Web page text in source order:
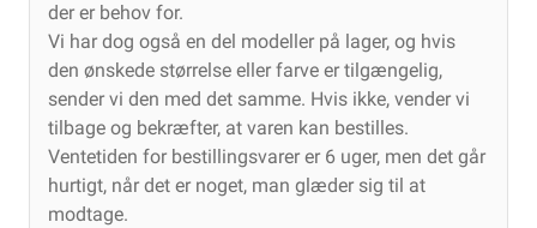
der er behov for.
Vi har dog også en del modeller på lager, og hvis
den ønskede størrelse eller farve er tilgængelig,
sender vi den med det samme. Hvis ikke, vender vi
tilbage og bekræfter, at varen kan bestilles.
Ventetiden for bestillingsvarer er 6 uger, men det går
hurtigt, når det er noget, man glæder sig til at
modtage.